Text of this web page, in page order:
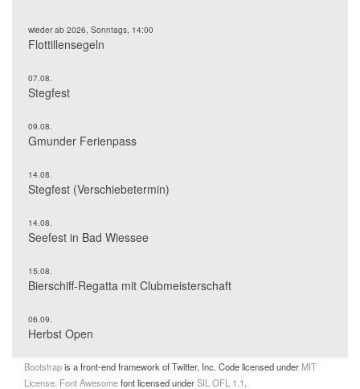
wieder ab 2026, Sonntags, 14:00
Flottillensegeln
07.08.
Stegfest
09.08.
Gmunder Ferienpass
14.08.
Stegfest (Verschiebetermin)
14.08.
Seefest in Bad Wiessee
15.08.
Bierschiff-Regatta mit Clubmeisterschaft
06.09.
Herbst Open
Bootstrapis a front-end framework of Twitter, Inc. Code licensed under MIT
License. Font Awesomefont licensed underSIL OFL 1.1.